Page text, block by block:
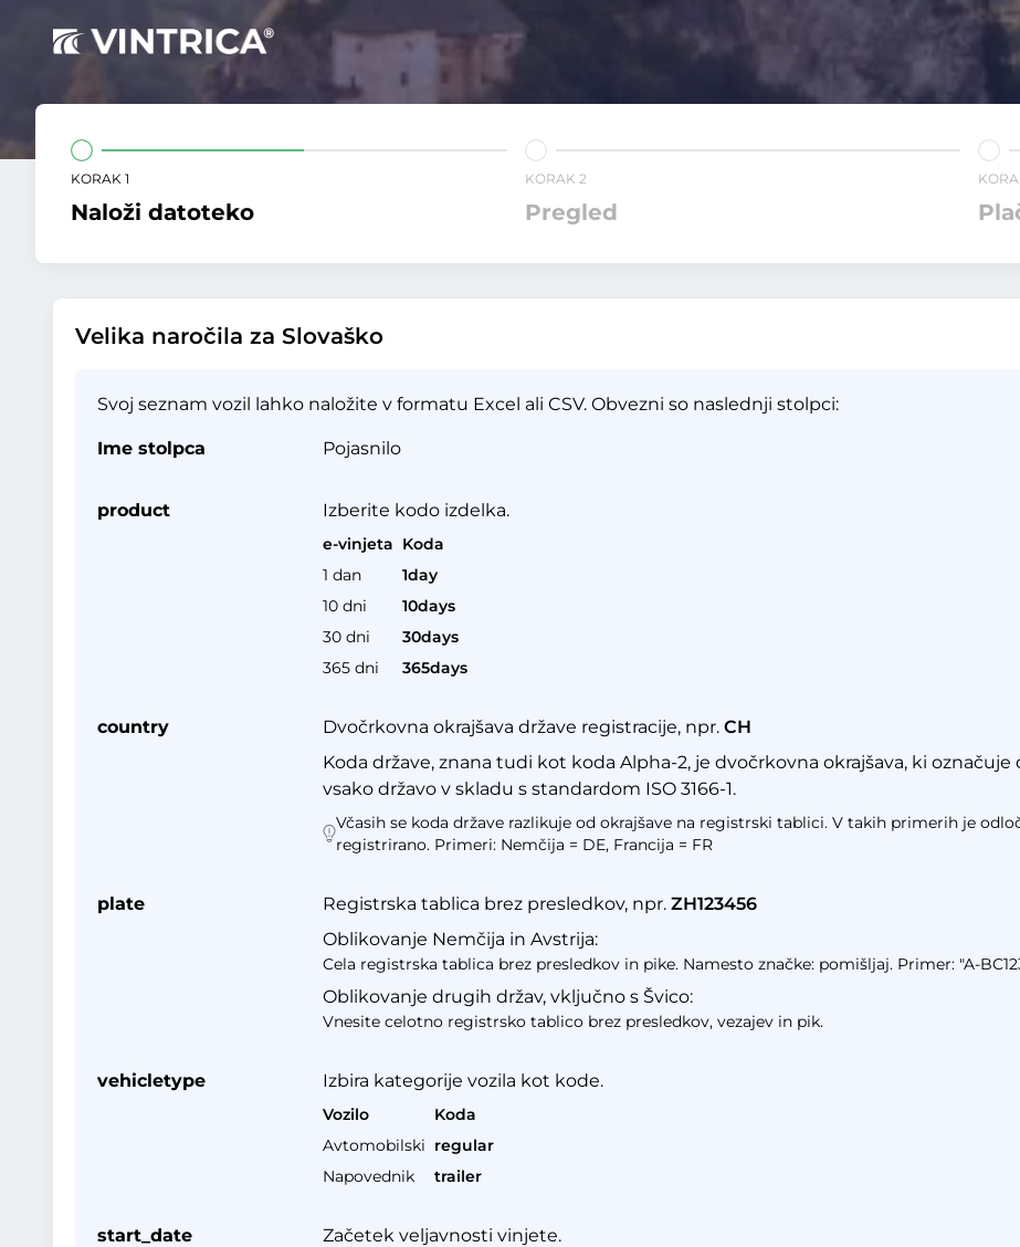
KORAK 1
Naloži datoteko
KORAK 2
Pregled
Velika naročila za Slovaško
Svoj seznam vozil lahko naložite v formatu Excel ali CSV. Obvezni so naslednji stolpci:
Ime stolpca Pojasnilo
product Izberite kodo izdelka.
e-vinjeta Koda
1 dan
1day
10 dni
10days
30 dni
30days
365 dni
365days
country Dvočrkovna okrajšava države registracije, npr. CH
Koda države, znana tudi kot koda Alpha-2, je dvočrkovna okrajšava, ki označuje
vsako državo v skladu s standardom ISO 3166-1.
Včasih se koda države razlikuje od okrajšave na registrski tablici. V takih primerih je
registrirano. Primeri: Nemčija = DE, Francija = FR
plate Registrska tablica brez presledkov, npr. ZH123456
Oblikovanje Nemčija in Avstrija:
Cela registrska tablica brez presledkov in pike. Namesto značke: pomišljaj. Primer: "A-
Oblikovanje drugih držav, vključno s Švico:
Vnesite celotno registrsko tablico brez presledkov, vezajev in pik.
vehicletype Izbira kategorije vozila kot kode.
Vozilo
Koda
Avtomobilski regular
Napovednik
trailer
start_date Začetek veljavnosti vinjete.